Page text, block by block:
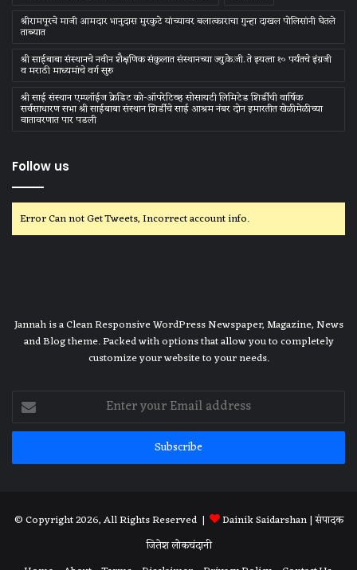
श्रीरामपूरचे माजी आमदार भानुदास मुरकुटे यांच्यावर बलात्काराचा गुन्हा दाखल पोलिसांनी घेतले
ताब्यात
श्री साईबाबा संस्‍थानचे नवीन शैक्षणिक संकुलात संस्‍थानच्‍या ज्‍यु.के.जी. ते इयत्‍ता १० पर्यंतचे इंग्रजी
व मराठी माध्‍यमांचे वर्ग सुरु
श्री साई संस्थान एम्प्लॉईज क्रेडिट को-ऑपरेटिव्ह सोसायटी लिमिटेड शिर्डीची वार्षिक
सर्वसाधारण सभा श्री साईबाबा संस्थान शिर्डीचे साई आश्रम नंबर दोन इमारतीत खेळीमेळीच्या
वातावरणात पार पडली
Follow us
Error Can not Get Tweets, Incorrect account info.
Jannah is a Clean Responsive WordPress Newspaper, Magazine, News
and Blog theme. Packed with options that allow you to completely
customize your website to your needs.
Enter
your
Email
© Copyright 2026, All Rights Reserved | Dainik Saidarshan| संपादक
जितेश लोकचंदानी